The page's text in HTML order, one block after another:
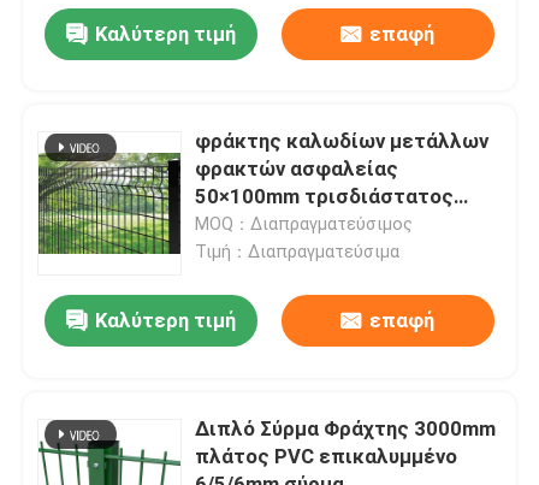
Καλύτερη τιμή επαφή
φράκτης καλωδίων μετάλλων
φρακτών ασφαλείας
50×100mm τρισδιάστατος
5mm με την τετραγωνική θέση
MOQ：Διαπραγματεύσιμος
Τιμή：Διαπραγματεύσιμα
Καλύτερη τιμή επαφή
Διπλό Σύρμα Φράχτης 3000mm
πλάτος PVC επικαλυμμένο